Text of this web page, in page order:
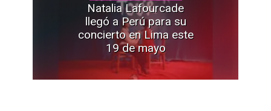
Natalia Lafourcade
llegó a Perú para su
concierto en Lima este
19 de mayo